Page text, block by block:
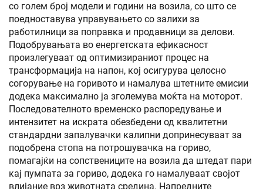
со голем број модели и години на возила, со што се
поедноставува управувањето со залихи за
работилници за поправка и продавници за делови.
Подобрувањата во енергетската ефикасност
произлегуваат од оптимизираниот процес на
трансформација на напон, кој осигурува целосно
согорување на горивото и намалува штетните емисии
додека максимално ја зголемува моќта на моторот.
Последователното временско распоредување и
интензитет на искрата обезбедени од квалитетни
стандардни запалувачки калипни допринесуваат за
подобренa стопа на потрошувачка на гориво,
помагајќи на сопствениците на возила да штедат пари
кај пумпата за гориво, додека го намалуваат својот
влијание врз животната средина. Напредните